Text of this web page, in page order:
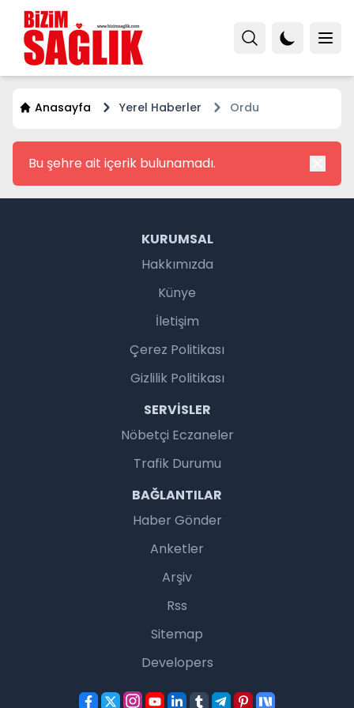
Anasayfa Yerel Haberler Ordu
Bu şehre ait içerik bulunamadı.
KURUMSAL
Hakkımızda
Künye
İletişim
Çerez Politikası
Gizlilik Politikası
SERVISLER
Nöbetçi Eczaneler
Trafik Durumu
BAĞLANTILAR
Haber Gönder
Anketler
Arşiv
Rss
Sitemap
Developers